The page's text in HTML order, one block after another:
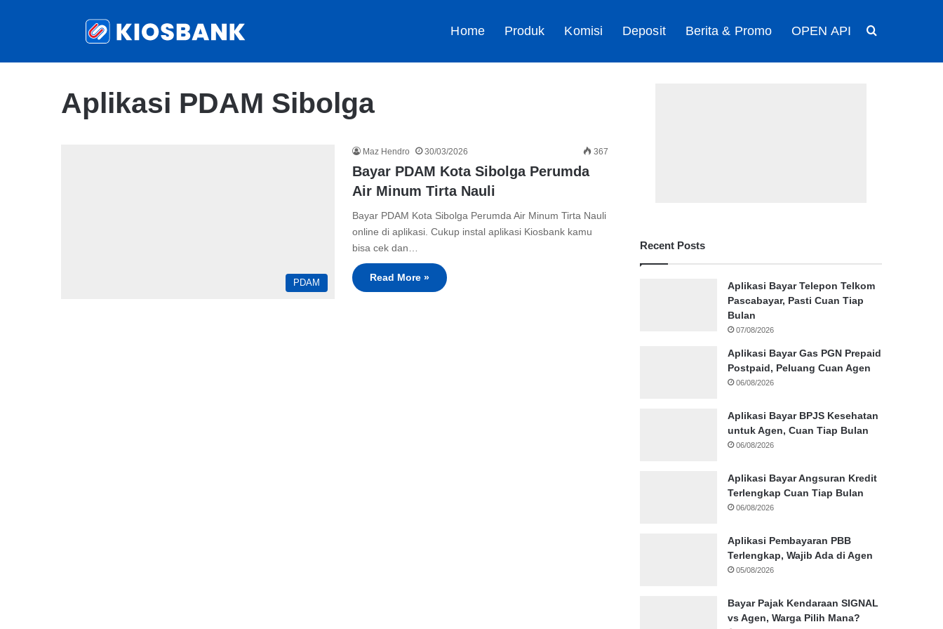
Home Produk Komisi Deposit Berita & Promo OPEN API
Aplikasi PDAM Sibolga
PDAM
Maz Hendro 30/03/2026 367
Bayar PDAM Kota Sibolga Perumda
Air Minum Tirta Nauli
Bayar PDAM Kota Sibolga Perumda Air Minum Tirta Nauli
online di aplikasi. Cukup instal aplikasi Kiosbank kamu
bisa cek dan…
Read More »
Recent Posts
Aplikasi Bayar Telepon Telkom
Pascabayar, Pasti Cuan Tiap
Bulan
07/08/2026
Aplikasi Bayar Gas PGN Prepaid
Postpaid, Peluang Cuan Agen
06/08/2026
Aplikasi Bayar BPJS Kesehatan
untuk Agen, Cuan Tiap Bulan
06/08/2026
Aplikasi Bayar Angsuran Kredit
Terlengkap Cuan Tiap Bulan
06/08/2026
Aplikasi Pembayaran PBB
Terlengkap, Wajib Ada di Agen
05/08/2026
Bayar Pajak Kendaraan SIGNAL
vs Agen, Warga Pilih Mana?